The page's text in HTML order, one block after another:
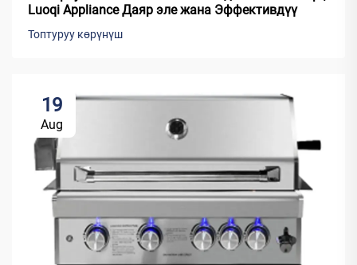
Luoqi Appliance Даяр эле жана Эффективдүү
Топтуруу көрүнүш
19
Aug